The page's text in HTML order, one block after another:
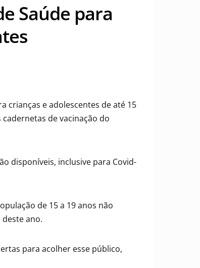
Saúde para
crianças e adolescentes de até 15
de vacinação do
disponíveis, inclusive para Covid-
de 15 a 19 anos não
ano.
para acolher esse público,